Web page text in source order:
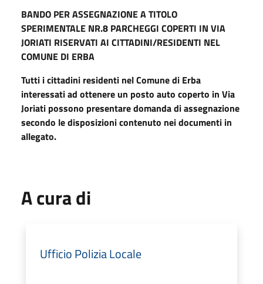
BANDO PER ASSEGNAZIONE A TITOLO
SPERIMENTALE NR.8 PARCHEGGI COPERTI IN VIA
JORIATI RISERVATI AI CITTADINI/RESIDENTI NEL
COMUNE DI ERBA
Tutti i cittadini residenti nel Comune di Erba
interessati ad ottenere un posto auto coperto in Via
Joriati possono presentare domanda di assegnazione
secondo le disposizioni contenuto nei documenti in
allegato.
A cura di
Ufficio Polizia Locale